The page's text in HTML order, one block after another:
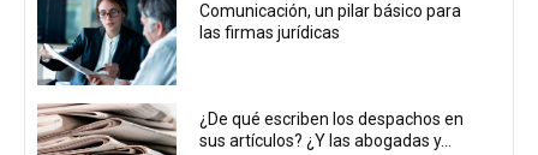
Comunicación, un pilar básico para
las firmas jurídicas
¿De qué escriben los despachos en
sus artículos? ¿Y las abogadas y...